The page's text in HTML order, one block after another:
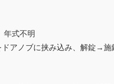
式不明
アノブに挟み込み、解錠→